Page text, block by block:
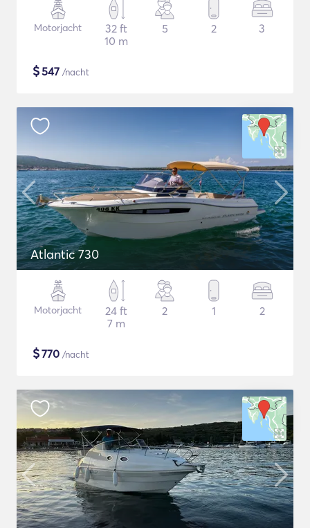
Motorjacht
32 ft
10 m
5 2 3
$547 /nacht
Atlantic 730
Motorjacht
24 ft
7 m
2 1 2
$770 /nacht